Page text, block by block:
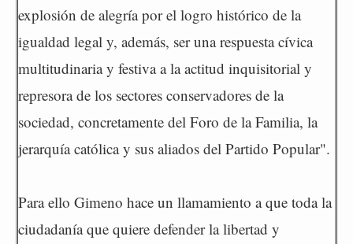
explosión de alegría por el logro histórico de la
igualdad legal y, además, ser una respuesta cívica
multitudinaria y festiva a la actitud inquisitorial y
represora de los sectores conservadores de la
sociedad, concretamente del Foro de la Familia, la
jerarquía católica y sus aliados del Partido Popular".
Para ello Gimeno hace un llamamiento a que toda la
ciudadanía que quiere defender la libertad y